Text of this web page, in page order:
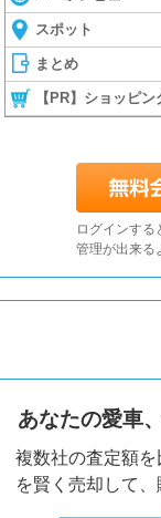
スポット
まとめ
【PR】ショッピン
ログインする
管理が出来る
あなたの愛車
複数社の査定額
を賢く売却して